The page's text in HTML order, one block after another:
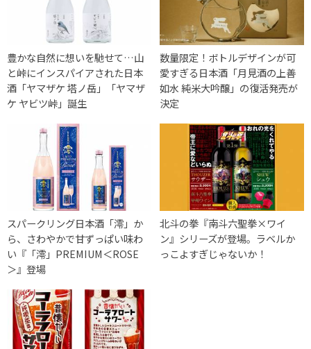
豊かな自然に想いを馳せて…山
と峠にインスパイアされた日本
酒「ヤマザケ 塔ノ岳」「ヤマザ
ケ ヤビツ峠」誕生
数量限定！ボトルデザインが可
愛すぎる日本酒「月見酒の上善
如水 純米大吟醸」の復活発売が
決定
スパークリング日本酒「澪」か
ら、さわやかで甘ずっぱい味わ
い『「澪」PREMIUM＜ROSE
＞』登場
北斗の拳『南斗六聖拳×ワイ
ン』シリーズが登場。ラベルか
っこよすぎじゃないか！